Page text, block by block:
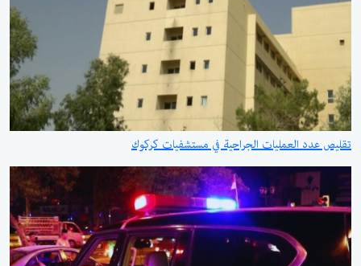
تقليص عدد العمليات الجراحية في مستشفيات كركوك